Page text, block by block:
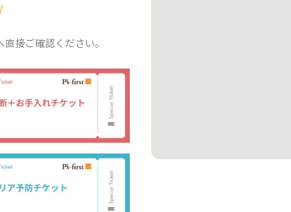
接ご確認ください。